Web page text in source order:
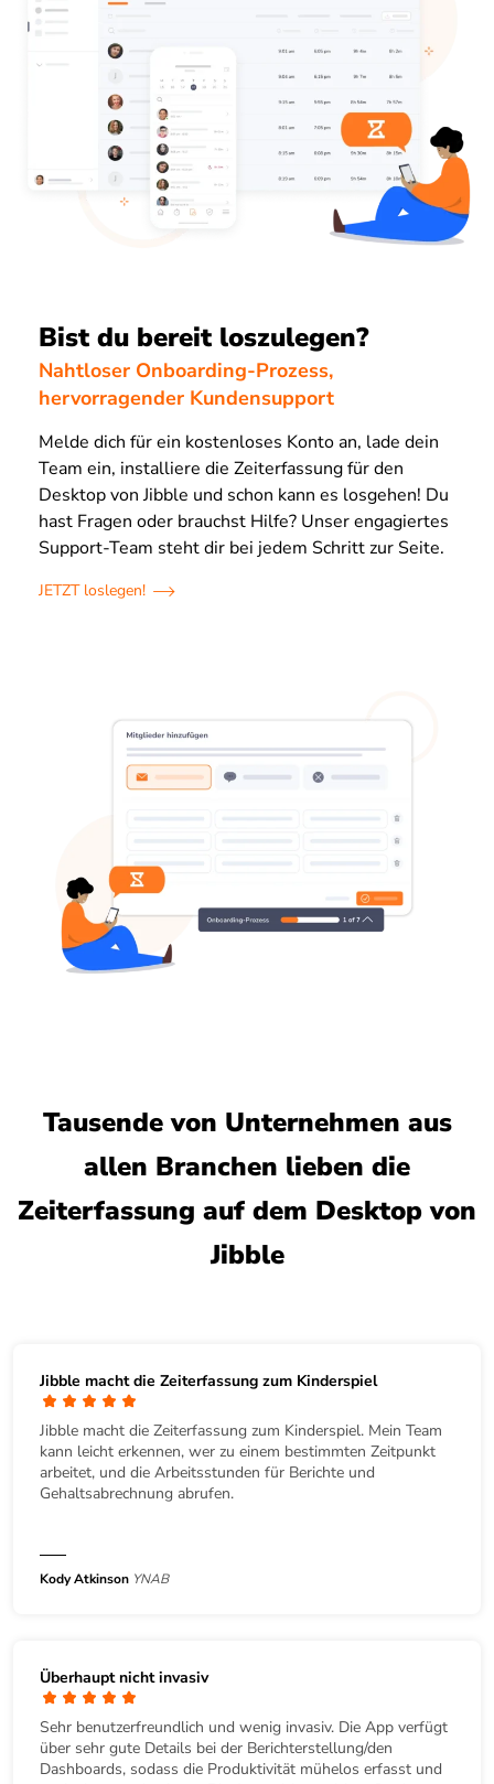
Bist du bereit loszulegen?
Nahtloser Onboarding-Prozess,
hervorragender Kundensupport
Melde dich für ein kostenloses Konto an, lade dein
Team ein, installiere die Zeiterfassung für den
Desktop von Jibble und schon kann es losgehen! Du
hast Fragen oder brauchst Hilfe? Unser engagiertes
Support-Team steht dir bei jedem Schritt zur Seite.
JETZT loslegen!
Tausende von Unternehmen aus
allen Branchen lieben die
Zeiterfassung auf dem Desktop von
Jibble
Jibble macht die Zeiterfassung zum Kinderspiel
Jibble macht die Zeiterfassung zum Kinderspiel. Mein Team
kann leicht erkennen, wer zu einem bestimmten Zeitpunkt
arbeitet, und die Arbeitsstunden für Berichte und
Gehaltsabrechnung abrufen.
Kody Atkinson YNAB
Überhaupt nicht invasiv
Sehr benutzerfreundlich und wenig invasiv. Die App verfügt
über sehr gute Details bei der Berichterstellung/den
Dashboards, sodass die Produktivität mühelos erfasst und